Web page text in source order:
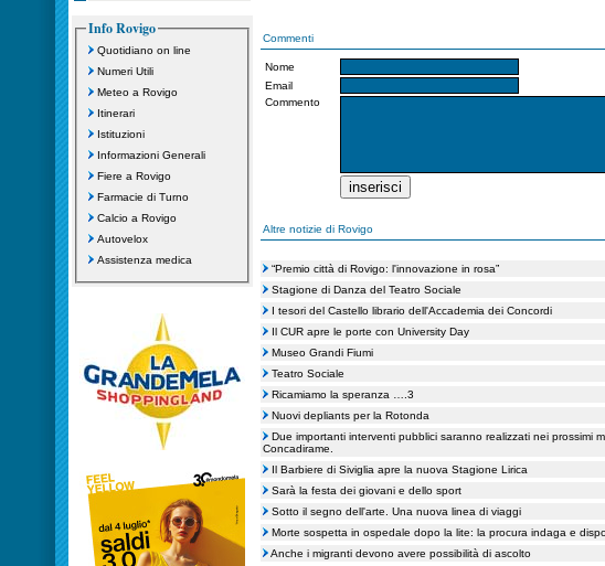
Info Rovigo
Quotidiano on line
Numeri Utili
Meteo a Rovigo
Itinerari
Istituzioni
Informazioni Generali
Fiere a Rovigo
Farmacie di Turno
Calcio a Rovigo
Autovelox
Assistenza medica
Commenti
Nome
Email
Commento
Altre notizie di Rovigo
“Premio città di Rovigo: l'innovazione in rosa”
Stagione di Danza del Teatro Sociale
I tesori del Castello librario dell'Accademia dei Concordi
Il CUR apre le porte con University Day
Museo Grandi Fiumi
Teatro Sociale
Ricamiamo la speranza ….3
Nuovi depliants per la Rotonda
Due importanti interventi pubblici saranno realizzati nei prossimi
Concadirame.
Il Barbiere di Siviglia apre la nuova Stagione Lirica
Sarà la festa dei giovani e dello sport
Sotto il segno dell'arte. Una nuova linea di viaggi
Morte sospetta in ospedale dopo la lite: la procura indaga e
Anche i migranti devono avere possibilità di ascolto